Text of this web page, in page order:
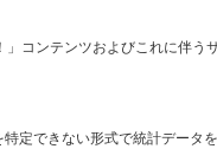
コンテンツおよびこれに伴う
定できない形式で統計データ